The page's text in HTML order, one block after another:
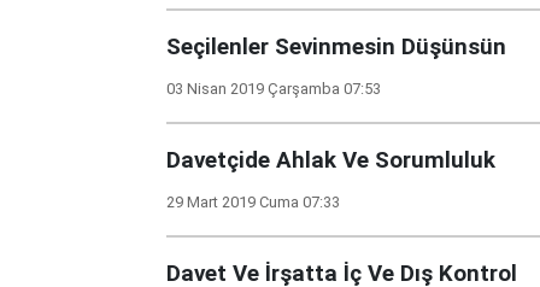
Seçilenler Sevinmesin Düşünsün
03 Nisan 2019 Çarşamba 07:53
Davetçide Ahlak Ve Sorumluluk
29 Mart 2019 Cuma 07:33
Davet Ve İrşatta İç Ve Dış Kontrol